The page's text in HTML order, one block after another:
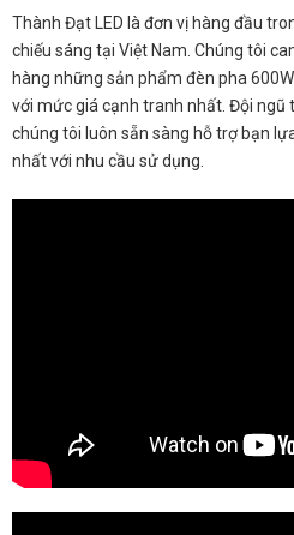
Thành Đạt LED là đơn vị hàng đầu
chiếu sáng tại Việt Nam. Chúng tôi
hàng những sản phẩm đèn pha
với mức giá cạnh tranh nhất. Đội ngũ
chúng tôi luôn sẵn sàng hỗ trợ bạn
nhất với nhu cầu sử dụng.